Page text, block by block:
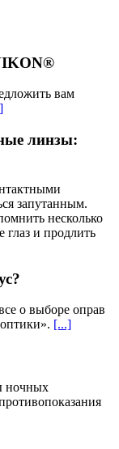
вам
линзы:
запутанным.
несколько
глаз и продлить
о выборе оправ
[...]
ночных